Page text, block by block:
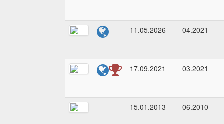
11.05.2026 04.2021
17.09.2021 03.2021
15.01.2013 06.2010